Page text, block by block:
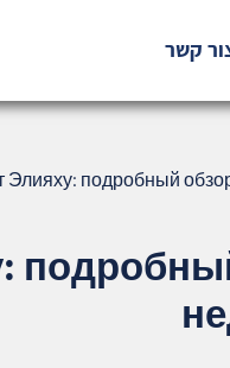
קשר
Элияху: подробный